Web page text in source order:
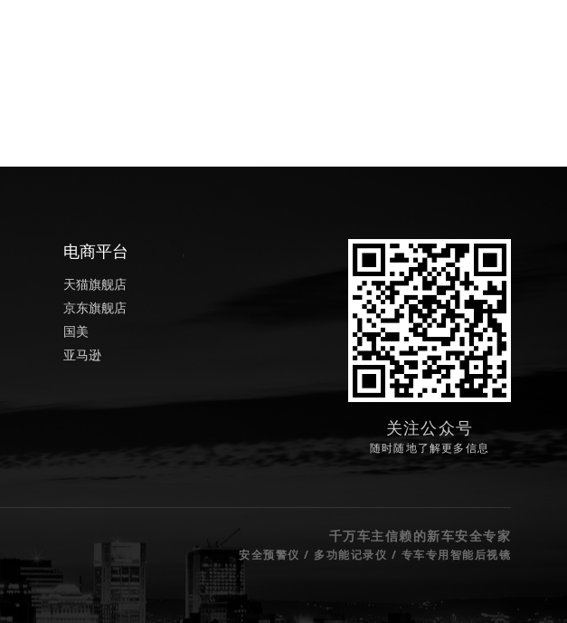
电商平台
天猫旗舰店
京东旗舰店
国美
亚马逊
关注公众号
随时随地了解更多信息
千万车主信赖的新车安全专家
安全预警仪 / 多功能记录仪 / 专车专用智能后视镜